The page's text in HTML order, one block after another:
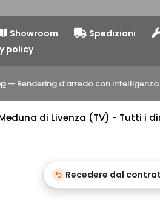
Showroom Spedizioni
policy
— Rendering d’arredo con
Meduna di Livenza (TV) - Tutti i
Recedere dal